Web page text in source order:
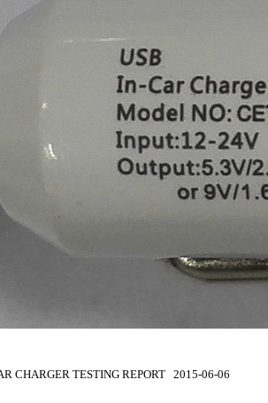
CHARGER TESTING REPORT 2015-06-06